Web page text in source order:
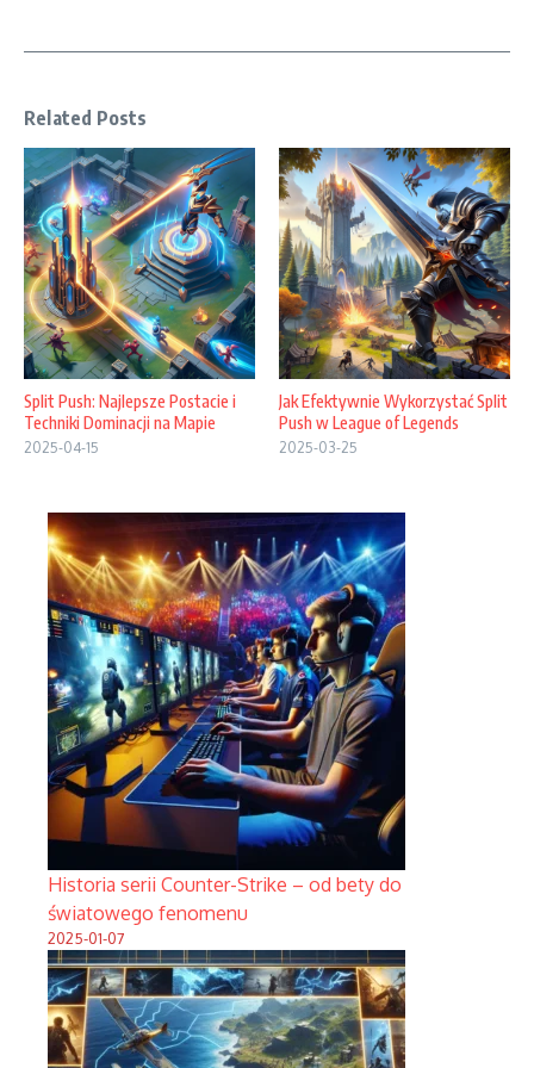
Related Posts
Split Push: Najlepsze Postacie i
Techniki Dominacji na Mapie
2025-04-15
Jak Efektywnie Wykorzystać Split
Push w League of Legends
2025-03-25
Historia serii Counter-Strike – od bety do
światowego fenomenu
2025-01-07